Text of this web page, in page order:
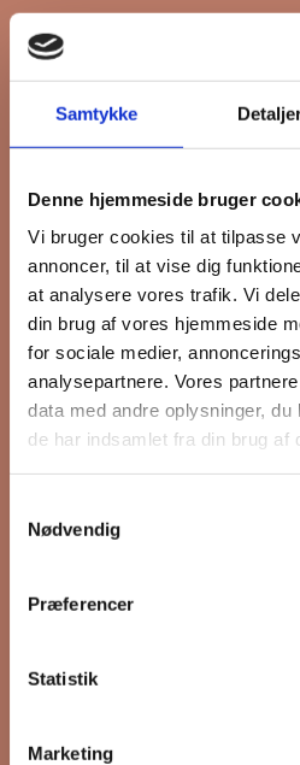
Samtykke
Denne hjemmeside bruger
Vi bruger cookies til at tilpasse
annoncer, til at vise dig
at analysere vores trafik. Vi
din brug af vores hjemmeside
for sociale medier,
analysepartnere. Vores
data med andre oplysninger,
de har indsamlet fra din brug af
Nødvendig
Præferencer
Statistik
Marketing
Tilmeld
Hold dig opdateret
på Grønttorvet. I
sender vi blandt
VIP Åbent Hus,
boliger til salg og